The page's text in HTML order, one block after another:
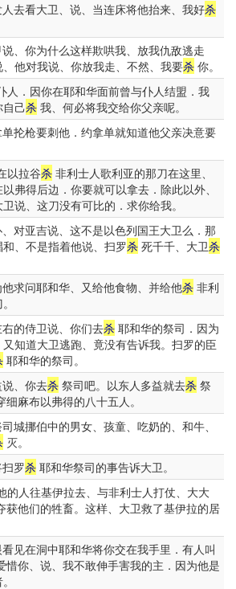
去看大卫、说、当连床将他抬来、我好杀
、你为什么这样欺哄我、放我仇敌逃走
他对我说、你放我走、不然、我要杀你。
人．因你在耶和华面前曾与仆人结盟．我
己杀我、何必将我交给你父亲呢。
抡枪要刺他．约拿单就知道他父亲决意要
以拉谷杀 非利士人歌利亚的那刀在这里、
弗得后边．你要就可以拿去．除此以外、
说、这刀没有可比的．求你给我。
对亚吉说、这不是以色列国王大卫么．那
、不是指着他说、扫罗杀死千千、大卫杀
求问耶和华、又给他食物、并给他杀 非利
的侍卫说、你们去杀 耶和华的祭司．因为
知道大卫逃跑、竟没有告诉我。扫罗的臣
耶和华的祭司。
、你去杀 祭司吧。以东人多益就去杀 祭
麻布以弗得的八十五人。
城挪伯中的男女、孩童、吃奶的、和牛、
灭。
罗杀 耶和华祭司的事告诉大卫。
的人往基伊拉去、与非利士人打仗、大大
他们的牲畜。这样、大卫救了基伊拉的居
见在洞中耶和华将你交在我手里．有人叫
你、说、我不敢伸手害我的主．因为他是